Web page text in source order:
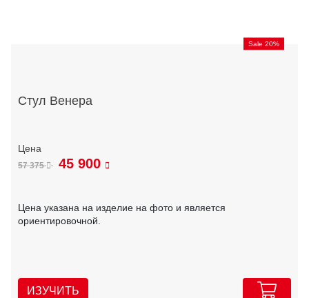
Sale 20%
Стул Венера
57 375 45 900
Цена указана на изделие на фото и является
ориентировочной.
ИЗУЧИТЬ